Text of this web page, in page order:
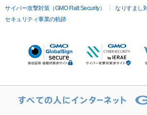
サイバー攻撃対策（GMO Flatt Security）
なりすまし
セキュリティ事業の軌跡